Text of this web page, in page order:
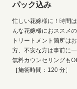
パック込み
忙しい花嫁様に！時間
んな花嫁様におススメの
トリートメント箇所は
方、不安な方は事前に
無料カウンセリングも
［施術時間：120 分］